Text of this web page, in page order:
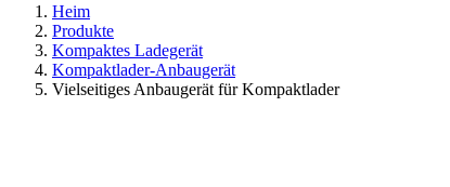
Heim
Produkte
Kompaktes Ladegerät
Kompaktlader-Anbaugerät
Vielseitiges Anbaugerät für Kompaktlader